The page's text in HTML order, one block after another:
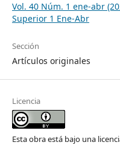
Vol. 40 Núm. 1 ene-abr
Superior 1 Ene-Abr
Sección
Artículos originales
Licencia
Esta obra está bajo una